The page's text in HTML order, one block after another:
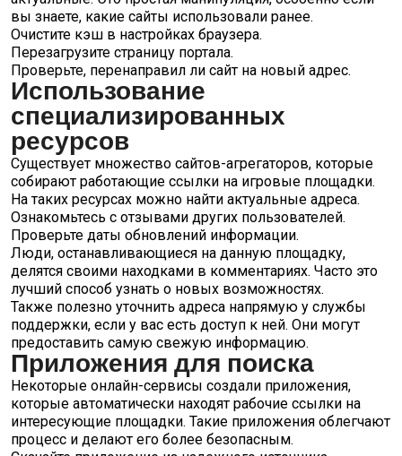
вы знаете, какие сайты использовали ранее.
Очистите кэш в настройках браузера.
Перезагрузите страницу портала.
Проверьте, перенаправил ли сайт на новый адрес.
Использование
специализированных
ресурсов
Существует множество сайтов-агрегаторов, которые
собирают работающие ссылки на игровые площадки.
На таких ресурсах можно найти актуальные адреса.
Ознакомьтесь с отзывами других пользователей.
Проверьте даты обновлений информации.
Люди, останавливающиеся на данную площадку,
делятся своими находками в комментариях. Часто это
лучший способ узнать о новых возможностях.
Также полезно уточнить адреса напрямую у службы
поддержки, если у вас есть доступ к ней. Они могут
предоставить самую свежую информацию.
Приложения для поиска
Некоторые онлайн-сервисы создали приложения,
которые автоматически находят рабочие ссылки на
интересующие площадки. Такие приложения облегчают
процесс и делают его более безопасным.